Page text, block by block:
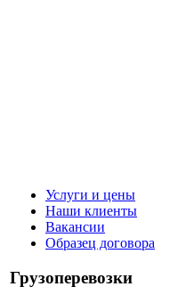
Услуги и цены
Наши клиенты
Вакансии
Образец договора
Грузоперевозки